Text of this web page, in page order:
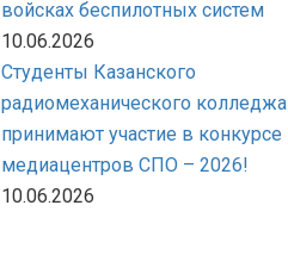
войсках беспилотных систем
10.06.2026
Студенты Казанского
радиомеханического колледжа
принимают участие в конкурсе
медиацентров СПО – 2026!
10.06.2026